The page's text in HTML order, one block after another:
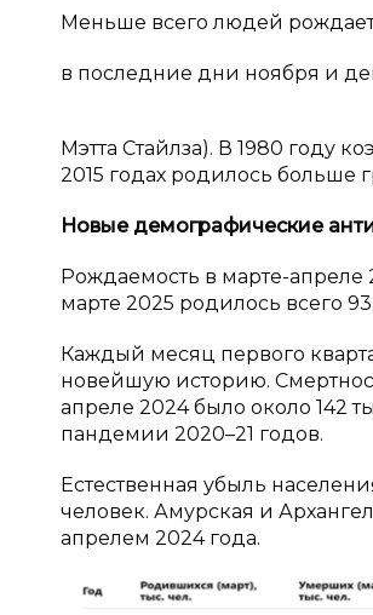
Меньше всего людей
в последние дни ноября и
Мэтта Стайлза). В 1980 году
2015 годах родилось больше
Новые демографические
Рождаемость в марте-апреле
марте 2025 родилось всего
Каждый месяц первого
новейшую историю.
апреле 2024 было около 142
пандемии 2020–21 годов.
Естественная убыль
человек. Амурская и
апрелем 2024 года.